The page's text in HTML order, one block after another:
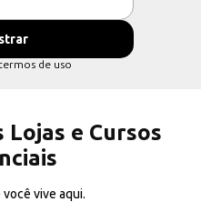
de uso
Lojas e Cursos
vive aqui.